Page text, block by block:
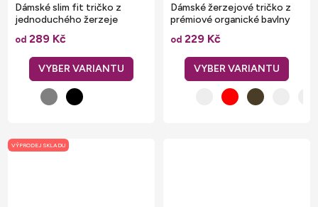
Dámské slim fit tričko z
jednoduchého žerzeje
od 289 Kč
Dámské žerzejové tričko z
prémiové organické bavlny
od 229 Kč
VÝPRODEJ SKLADU